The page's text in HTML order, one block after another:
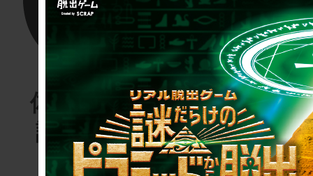
体験する物
語project
リアル脱
ゲーム
for